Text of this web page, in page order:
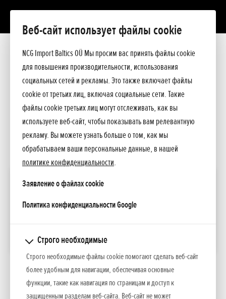
Веб-сайт использует файлы cookie
NCG Import Baltics OÜ Мы просим вас принять файлы cookie
для повышения производительности, использования
социальных сетей и рекламы. Это также включает файлы
cookie от третьих лиц, включая социальные сети. Такие
файлы cookie третьих лиц могут отслеживать, как вы
используете веб-сайт, чтобы показывать вам релевантную
рекламу. Вы можете узнать больше о том, как мы
обрабатываем ваши персональные данные, в нашей
политике конфиденциальности.
Заявление о файлах cookie
Политика конфиденциальности Googleopens in a new tab
Строго необходимые
Строго необходимые файлы cookie помогают сделать веб-сайт
более удобным для навигации, обеспечивая основные
функции, такие как навигация по страницам и доступ к
защищенным разделам веб-сайта. Веб-сайт не может
Презентация
Прейскурант
Спросите подробнееПРЕДЛОЖЕНИЕ
СЕРВИС
КОНТАКТЫ
Mini 4
Стоимость
СРАВНИТЬ
Рекомендуемые розничные цены.